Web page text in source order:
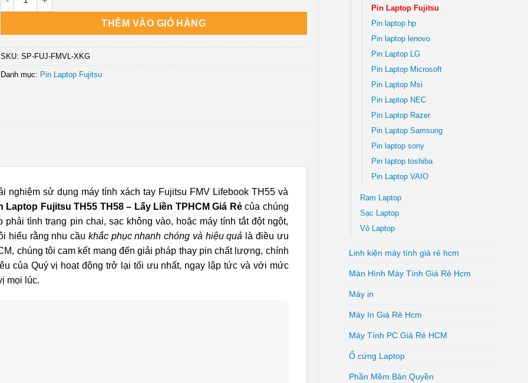
Pin Laptop Fujitsu
Pin laptop hp
Pin laptop lenovo
Pin Laptop LG
Pin Laptop Microsoft
Pin Laptop Msi
Pin Laptop NEC
Pin Laptop Razer
Pin Laptop Samsung
Pin laptop sony
Pin laptop toshiba
Pin Laptop VAIO
Ram Laptop
Sạc Laptop
Vỏ Laptop
Linh kiện máy tính giá rẻ hcm
Màn Hình Máy Tính Giá Rẻ Hcm
Máy in
Máy In Giá Rẻ Hcm
Máy Tính PC Giá Rẻ HCM
Ổ cứng Laptop
Phần Mềm Bản Quyền
THÊM VÀO GIỎ HÀNG
SKU:SP-FUJ-FMVL-XKG
Danh mục: Pin Laptop Fujitsu
nghiệm sử dụng máy tính xách tay Fujitsu FMV Lifebook TH55 và
Laptop Fujitsu TH55 TH58 – Lấy Liền TPHCM Giá Rẻcủa chúng
tình trạng pin chai, sạc không vào, hoặc máy tính tắt đột ngột,
hiểu rằng nhu cầu khắc phục nhanh chóng và hiệu quả là điều ưu
chúng tôi cam kết mang đến giải pháp thay pin chất lượng, chính
của Quý vị hoạt động trở lại tối ưu nhất, ngay lập tức và với mức
mọi lúc.